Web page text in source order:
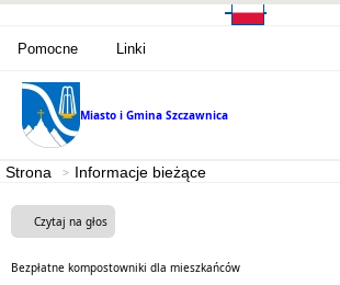
Pomocne Linki
Miasto i Gmina Szczawnica
Strona Informacje bieżące
Czytaj na głos
Bezpłatne kompostowniki dla mieszkańców